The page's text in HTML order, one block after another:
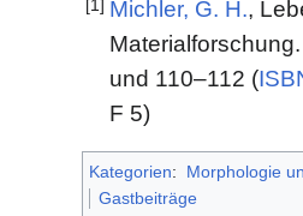
[1] Michler, G. H.,
und 110–112 (
F 5)
Kategorien:
Morphologie
Gastbeiträge